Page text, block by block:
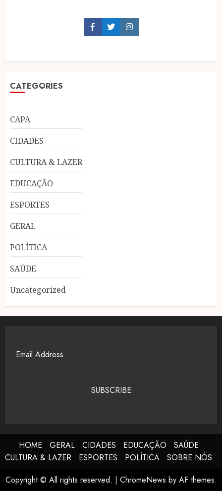
FacebookTwitterInstagram
CATEGORIES
CAPA
CIDADES
CULTURA & LAZER
EDUCAÇÃO
ESPORTES
GERAL
POLÍTICA
SAÚDE
Uncategorized
SUBSCRIBE
HOME GERAL CIDADES EDUCAÇÃO
SAÚDE
CULTURA & LAZER
ESPORTES POLÍTICA
SOBRE NÓS
Copyright © All rights reserved. | ChromeNews by AF themes.